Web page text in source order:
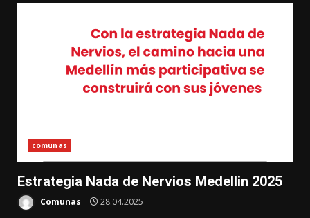
comunas
Estrategia Nada de Nervios Medellin 2025
Comunas 28.04.2025